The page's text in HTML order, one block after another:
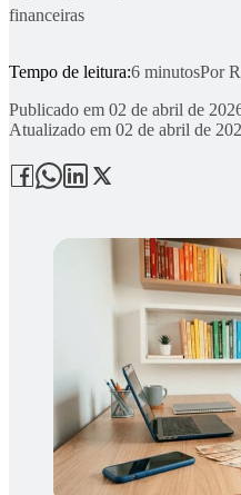
financeiras
Tempo de leitura:6 minutosPor
Publicado em 02 de abril de
Atualizado em 02 de abril de